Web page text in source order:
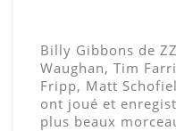
Billy Gibbons de
Waughan, Tim
Fripp, Matt
ont joué et
plus beaux